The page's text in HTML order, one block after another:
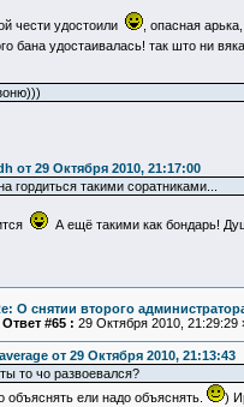
чести удостоили
, опасная
бана удостаивалась! так што ни
от 29 Октября 2010, 21:17:00
гордиться такими соратниками...
А ещё такими как бондарь!
О снятии второго
Ответ #65 : 29 Октября 2010, 21:29:29
от 29 Октября 2010, 21:13:43
то чо развоевался?
объяснять ели надо объяснять.
)